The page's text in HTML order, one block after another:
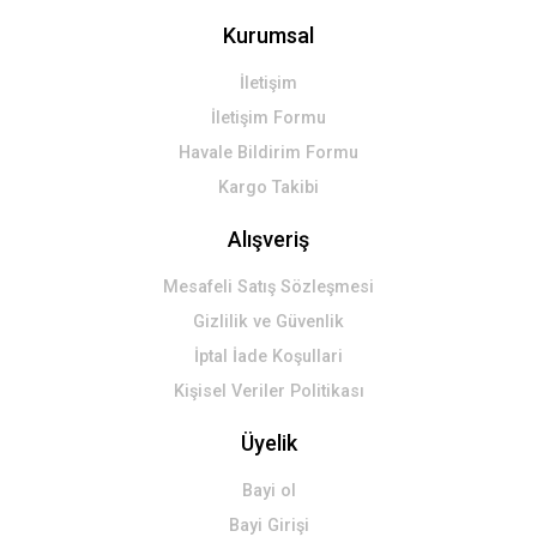
Kurumsal
İletişim
İletişim Formu
Havale Bildirim Formu
Kargo Takibi
Alışveriş
Mesafeli Satış Sözleşmesi
Gizlilik ve Güvenlik
İptal İade Koşullari
Kişisel Veriler Politikası
Üyelik
Bayi ol
Bayi Girişi